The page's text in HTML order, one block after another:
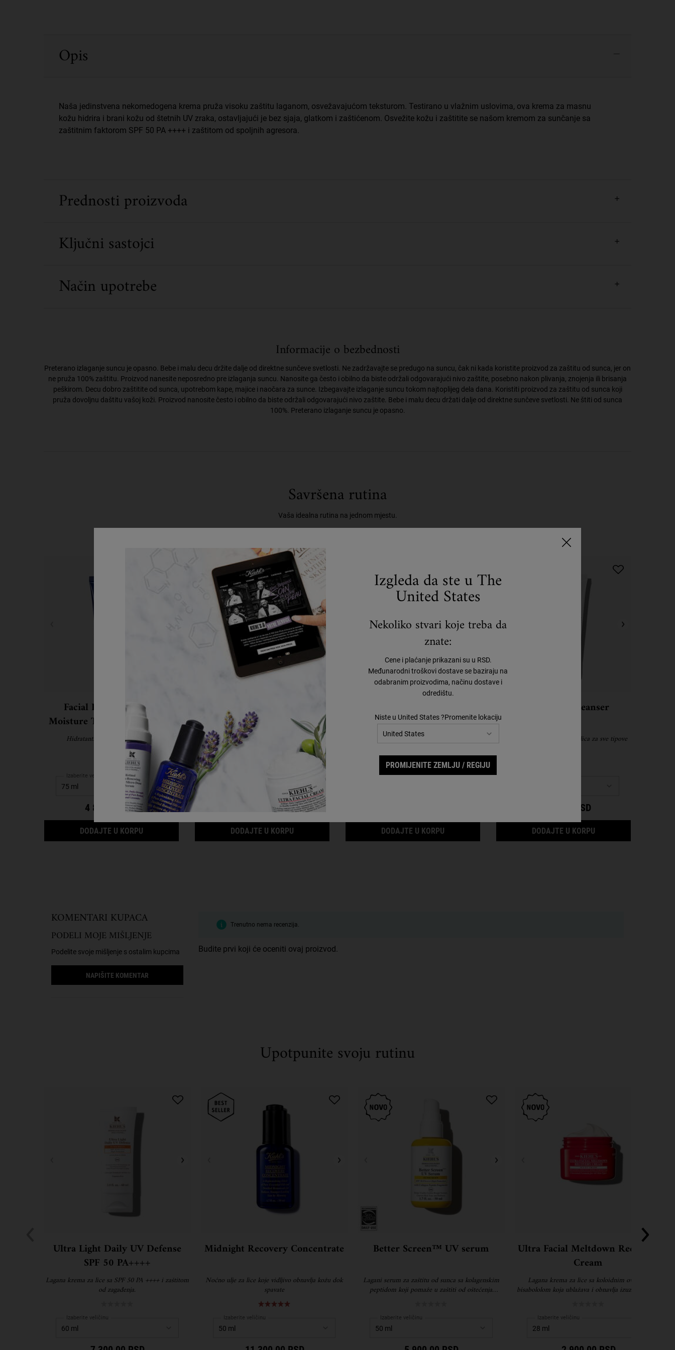
Opis
Naša jedinstvena nekomedogena krema pruža visoku zaštitu laganom, osvežavajućom teksturom. Testirano u vlažnim uslovima, ova krema za masnu
kožu hidrira i brani kožu od štetnih UV zraka, ostavljajući je bez sjaja, glatkom i zaštićenom. Osvežite kožu i zaštitite se našom kremom za sunčanje sa
zaštitnim faktorom SPF 50 PA ++++ i zaštitom od spoljnih agresora.
Prednosti proizvoda
Ključni sastojci
Način upotrebe
Informacije o bezbednosti
Preterano izlaganje suncu je opasno. Bebe i malu decu držite dalje od direktne sunčeve svetlosti. Ne zadržavajte se predugo na suncu, čak ni kada koristite proizvod za zaštitu od sunca, jer on
ne pruža 100% zaštitu. Proizvod nanesite neposredno pre izlaganja suncu. Nanosite ga često i obilno da biste održali odgovarajući nivo zaštite, posebno nakon plivanja, znojenja ili brisanja
peškirom. Decu dobro zaštitite od sunca, upotrebom kape, majice i naočara za sunce. Izbegavajte izlaganje suncu tokom najtoplijeg dela dana. Koristiti proizvod za zaštitu od sunca koji
pruža dovoljnu daštitu vašoj koži. Proizvod nanosite često i obilno da biste održali odgovarajući nivo zaštite. Bebe i malu decu držati dalje od direktne sunčeve svetlosti. Ne štiti od sunca
100%. Preterano izlaganje suncu je opasno.
Savršena rutina
Vaša idealna rutina na jednom mjestu.
Facial Fuel Energizing
Moisture Treatment for Men
Hidratantna krema za muškarce.
Izaberite veličinu
4 800,00 RSD
DODAJTE U KORPU FACIAL FUEL ENERGIZING MOISTURE TREATMENT FOR MEN
Korak 2
Cucumber Herbal Alcohol-Free
Toner
Nežan tonik za lice bez alkohola za suvu i
osetljivu kožu.
3 700,00 RSD
DODAJTE U KORPU CUCUMBER HERBAL ALCOHOL-FREE TONER
Concentrate
Noćno ulje za lice koje vidljivo obnavlja kožu
Izaberite veličinu
DODAJTE U KORPU MIDNIGHT RECOVERY CONCENTRATE
Korak 4
Ultra Facial Cleanser
Nežan penasti gel za čićenje lica za sve tipove
3 200,00 RSD
DODAJTE U KORPU
KOMENTARI KUPACA
PODELI MOJE MIŠLJENJE
Podelite svoje mišljenje s ostalim kupcima
NAPIŠITE KOMENTAR
Trenutno nema recenzija.
Budite prvi koji će oceniti ovaj proizvod.
Upotpunite svoju rutinu
Ultra Light Daily UV Defense
SPF 50 PA++++
Lagana krema za lice sa SPF 50 PA ++++ i zaštitom
od zagađenja.
Izaberite veličinu
Midnight Recovery Concentrate
Noćno ulje za lice koje vidljivo obnavlja kožu dok
spavate
Izaberite veličinu
Better Screen™ UV serum
Lagani serum za zaštitu od sunca sa kolagenskim
peptidom koji pomaže u zaštiti od oštećenja
Izaberite veličinu
Ultra Facial Meltdown Recovery
Cream
Lagana krema za lice sa koloidnim ovsom i
bisabololom koja ublažava i obnavlja izuzetno suvu,
Izaberite veličinu
Izgleda da ste u The
United States
Nekoliko stvari koje treba da
znate:
Cene i plaćanje prikazani su u RSD.
Međunarodni troškovi dostave se baziraju na
odabranim proizvodima, načinu dostave i
odredištu.
Niste u United States ?Promenite lokaciju
PROMIJENITE ZEMLJU / REGIJU